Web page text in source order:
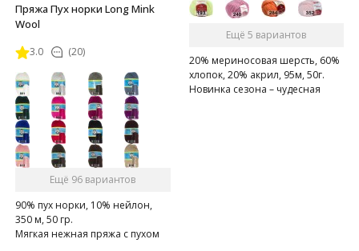
Пряжа Пух норки Long Mink
Wool
3.0 (20)
Ещё 96 вариантов
90% пух норки, 10% нейлон,
350 м, 50 гр.
Мягкая нежная пряжа с пухом
Ещё 5 вариантов
20% мериносовая шерсть, 60%
хлопок, 20% акрил, 95м, 50г.
Новинка сезона – чудесная